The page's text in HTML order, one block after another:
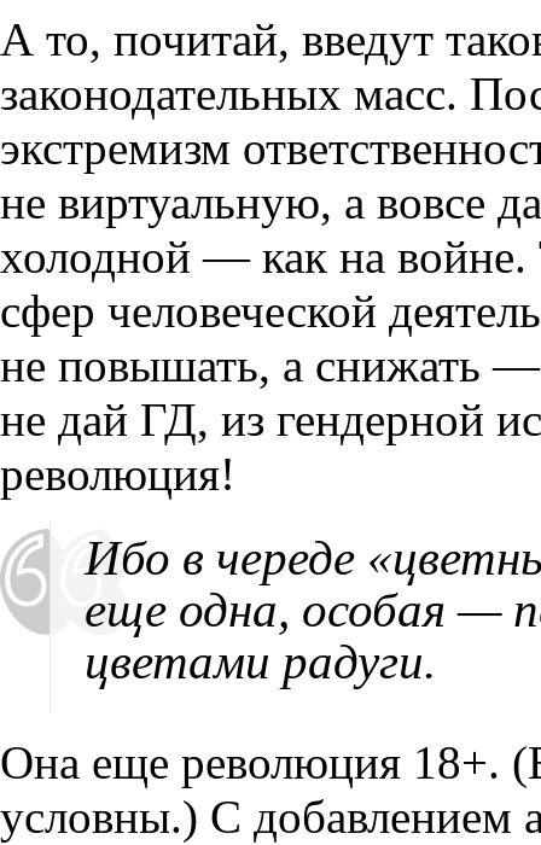
А то, почитай, введут
законодательных масс.
экстремизм
не виртуальную, а вовсе
холодной — как на войне.
сфер человеческой
не повышать, а снижать —
не дай ГД, из гендерной
революция!
Ибо в череде
еще одна, особая —
цветами радуги.
Она еще революция 18+.
условны.) С добавлением